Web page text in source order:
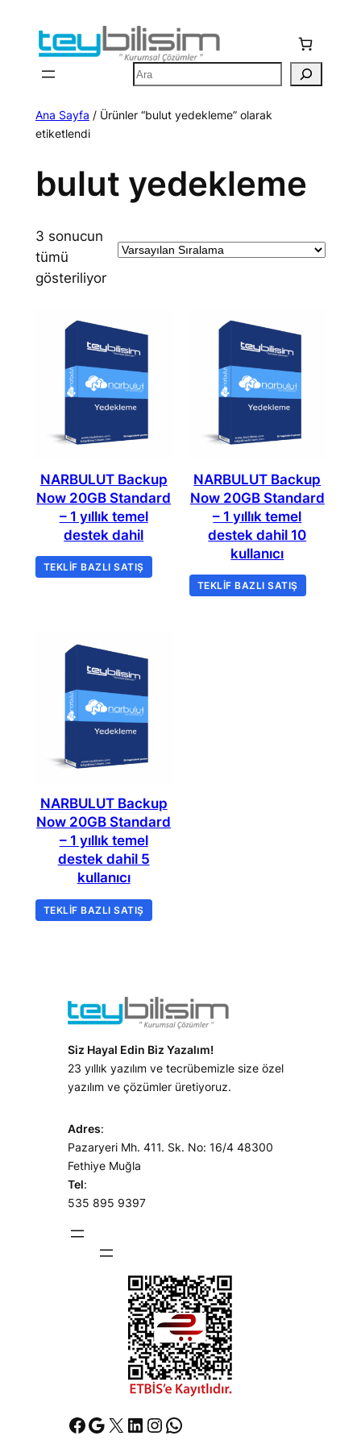
Ara
Ana Sayfa / Ürünler “bulut yedekleme” olarak
etiketlendi
bulut yedekleme
3 sonucun
tümü
gösteriliyor
NARBULUT Backup
Now 20GB Standard
– 1 yıllık temel
destek dahil
TEKLIF BAZLI SATIŞ
NARBULUT Backup
Now 20GB Standard
– 1 yıllık temel
destek dahil 10
kullanıcı
TEKLIF BAZLI SATIŞ
NARBULUT Backup
Now 20GB Standard
– 1 yıllık temel
destek dahil 5
kullanıcı
TEKLIF BAZLI SATIŞ
Siz Hayal Edin Biz Yazalım!
23 yıllık yazılım ve tecrübemizle size özel
yazılım ve çözümler üretiyoruz.
Adres:
Pazaryeri Mh. 411. Sk. No: 16/4 48300
Fethiye Muğla
Tel:
535 895 9397
Facebook Google X LinkedIn Instagram WhatsApp